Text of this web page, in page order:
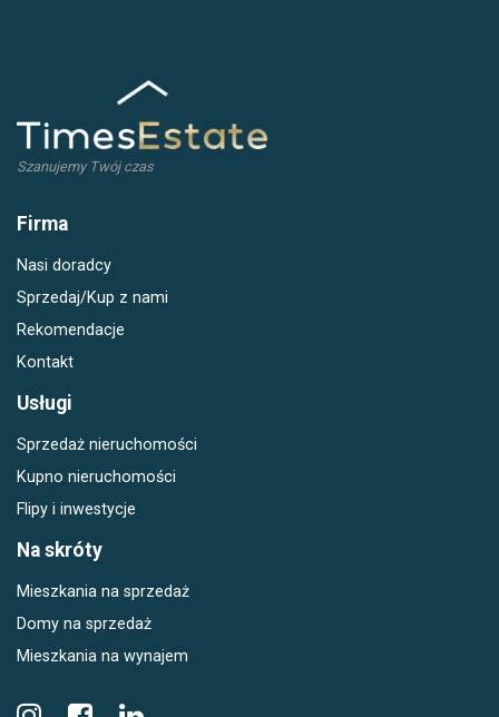
Szanujemy Twój czas
Firma
Nasi doradcy
Sprzedaj/Kup z nami
Rekomendacje
Kontakt
Usługi
Sprzedaż nieruchomości
Kupno nieruchomości
Flipy i inwestycje
Na skróty
Mieszkania na sprzedaż
Domy na sprzedaż
Mieszkania na wynajem